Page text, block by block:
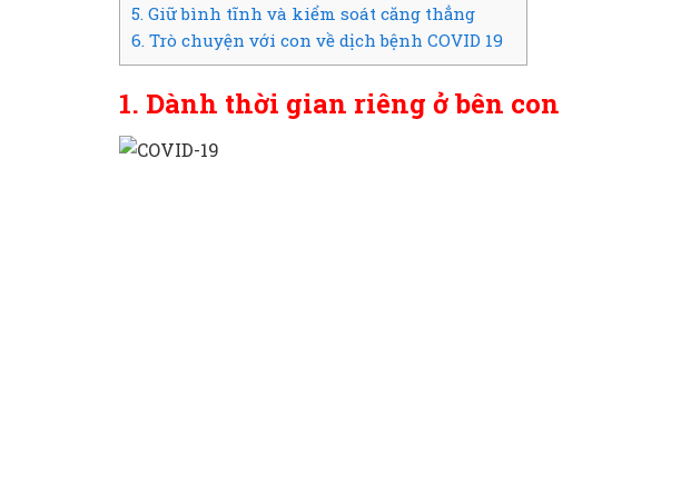
5. Giữ bình tĩnh và kiểm soát căng thẳng
6. Trò chuyện với con về dịch bệnh COVID 19
1. Dành thời gian riêng ở bên con